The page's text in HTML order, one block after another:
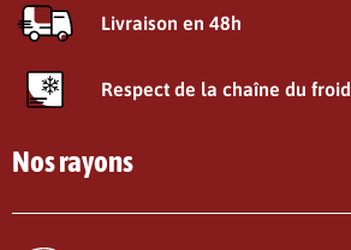
Livraison en 48h
Respect de la chaîne du froid
Nos rayons